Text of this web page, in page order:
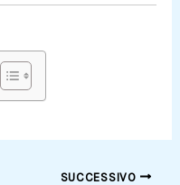
SUCCESSIVO